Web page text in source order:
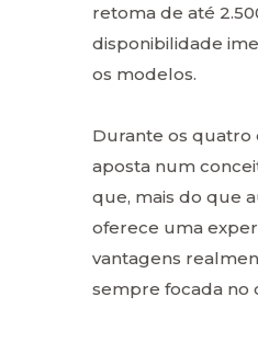
retoma de até
disponibilidade
os modelos.
Durante os quatro
aposta num
que, mais do que
oferece uma
vantagens
sempre focada no